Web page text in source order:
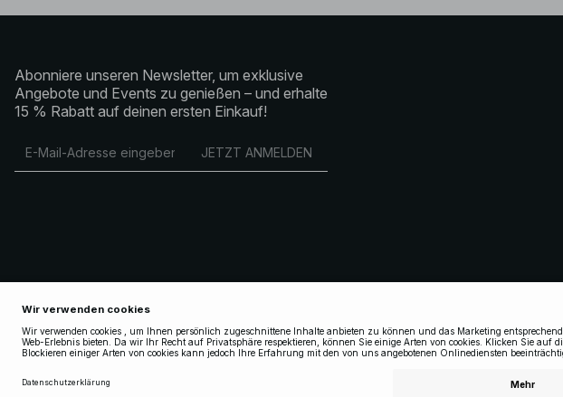
Abonniere unseren Newsletter, um exklusive
Angebote und Events zu genießen – und erhalte
15 % Rabatt auf deinen ersten Einkauf!
JETZT ANMELDEN
Copyright 2025 Nakdcom One World AB